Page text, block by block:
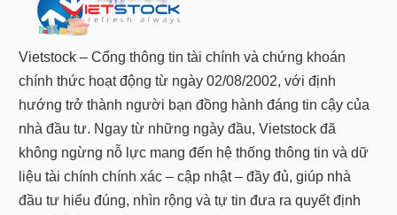
Vietstock – Cổng thông tin tài chính và chứng khoán
chính thức hoạt động từ ngày 02/08/2002, với định
hướng trở thành người bạn đồng hành đáng tin cậy của
nhà đầu tư. Ngay từ những ngày đầu, Vietstock đã
không ngừng nỗ lực mang đến hệ thống thông tin và dữ
liệu tài chính chính xác – cập nhật – đầy đủ, giúp nhà
đầu tư hiểu đúng, nhìn rộng và tự tin đưa ra quyết định